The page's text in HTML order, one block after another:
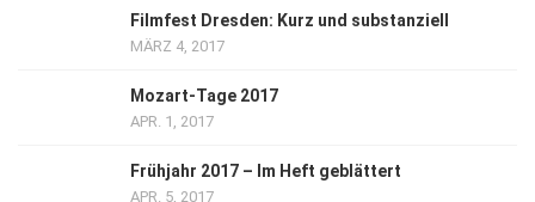
Filmfest Dresden: Kurz und substanziell
MÄRZ 4, 2017
Mozart-Tage 2017
APR. 1, 2017
Frühjahr 2017 – Im Heft geblättert
APR. 5, 2017